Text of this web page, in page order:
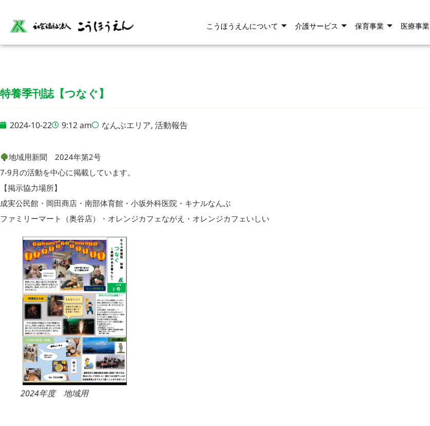
こうほうえんについて 介護サービス 保育事業 医療事業
特養季刊誌【つなぐ】
2024-10-22 9:12 am なんぶエリア, 活動報告
地域用新聞 2024年第2号
7-9月の活動を中心に掲載しています。
【掲示協力場所】
成実公民館・岡田商店・南部体育館・小坂外科医院・キナルなんぶ
ファミリーマート（奥谷店）・オレンジカフェながえ・オレンジカフェいしい
2024年度 地域用